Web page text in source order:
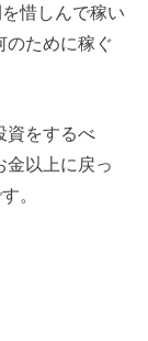
惜しんで稼い
のために稼ぐ
資をするべ
金以上に戻っ
。